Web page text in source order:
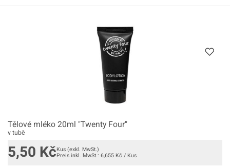
Tělové mléko 20ml "Twenty Four"
v tubě
5,50 KčKus (exkl. MwSt.)
Preis inkl. MwSt.: 6,655 Kč / Kus